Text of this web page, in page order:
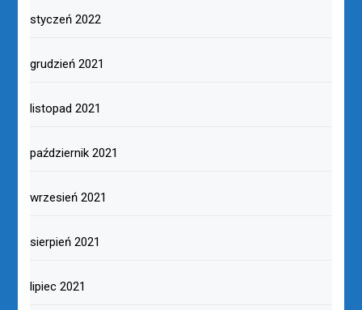
styczeń 2022
grudzień 2021
listopad 2021
październik 2021
wrzesień 2021
sierpień 2021
lipiec 2021